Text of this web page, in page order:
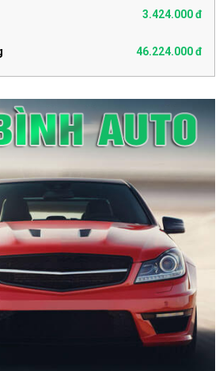
3.424.000 đ
46.224.000 đ